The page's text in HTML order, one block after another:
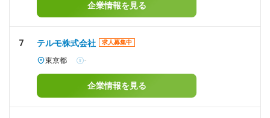
企業情報を見る
7 テルモ株式会社 求人募集中
東京都 -
企業情報を見る